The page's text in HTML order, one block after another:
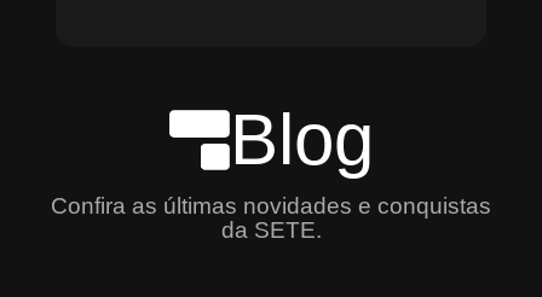
Blog
Confira as últimas novidades e conquistas
da SETE.